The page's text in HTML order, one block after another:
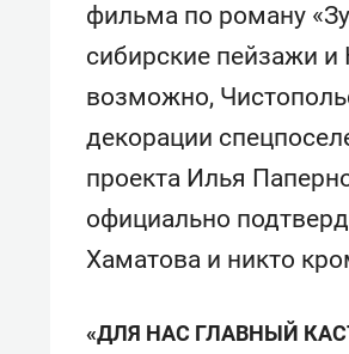
фильма по роману
сибирские пейзажи
возможно,
декорации
проекта Илья
официально
Хаматова и никто
«ДЛЯ НАС ГЛАВНЫЙ
Элитный уровень в
и бренд застройщика
гарант качества: как
«Баркли» усиливает
«Резиденцию ДАН»